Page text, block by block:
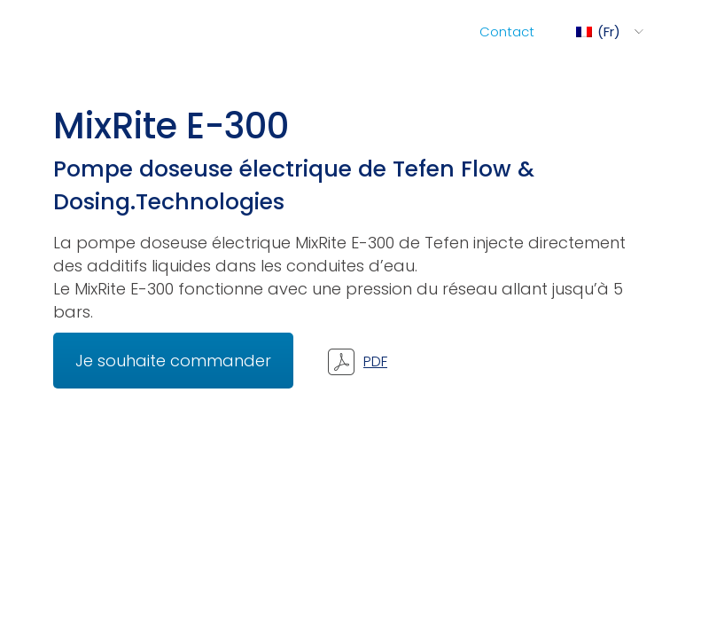
Raccords En PVDF
Raccords
Tubes
Vannes
Les Buses
MediMix
Commande Électrique
Des Pompes Hydrauliques
Fr
Contact
MixRite E-300
Pompe doseuse électrique de Tefen Flow &
Dosing.Technologies
La pompe doseuse électrique MixRite E-300 de Tefen injecte directement
des additifs liquides dans les conduites d’eau.
Le MixRite E-300 fonctionne avec une pression du réseau allant jusqu’à 5
bars.
Je souhaite commander PDF